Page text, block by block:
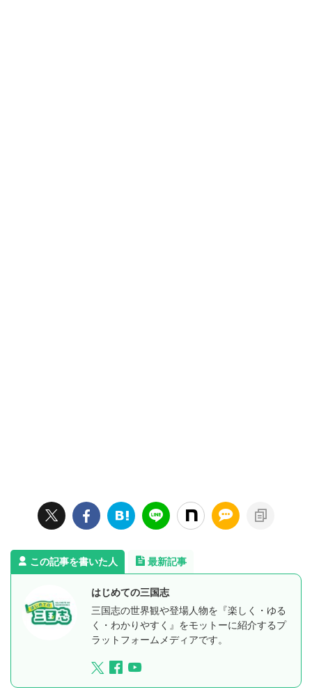
この記事を書いた人 最新記事
はじめての三国志
三国志の世界観や登場人物を『楽しく・ゆる
く・わかりやすく』をモットーに紹介するプ
ラットフォームメディアです。